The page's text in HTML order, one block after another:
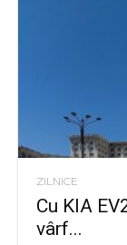
ZILNICE
Cu KIA
vârf...